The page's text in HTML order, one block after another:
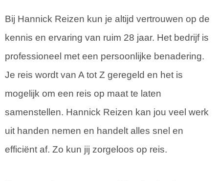
Bij Hannick Reizen kun je altijd vertrouwen op de
kennis en ervaring van ruim 28 jaar. Het bedrijf is
professioneel met een persoonlijke benadering.
Je reis wordt van A tot Z geregeld en het is
mogelijk om een reis op maat te laten
samenstellen. Hannick Reizen kan jou veel werk
uit handen nemen en handelt alles snel en
efficiënt af. Zo kun jij zorgeloos op reis.